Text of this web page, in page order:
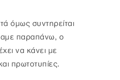
όμως συντηρείται
παραπάνω, ο
να κάνει με
πρωτοτυπίες.